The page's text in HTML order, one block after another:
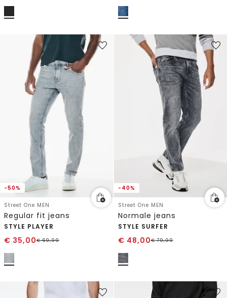
-50%
Street One MEN
Regular fit jeans
STYLE PLAYER
€ 35,00€69,99
-40%
Street One MEN
Normale jeans
STYLE SURFER
€ 48,00€79,99